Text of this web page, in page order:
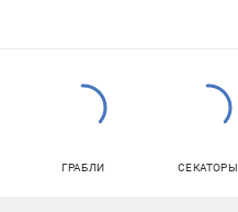
ГРАБЛИ СЕКАТОРЫ